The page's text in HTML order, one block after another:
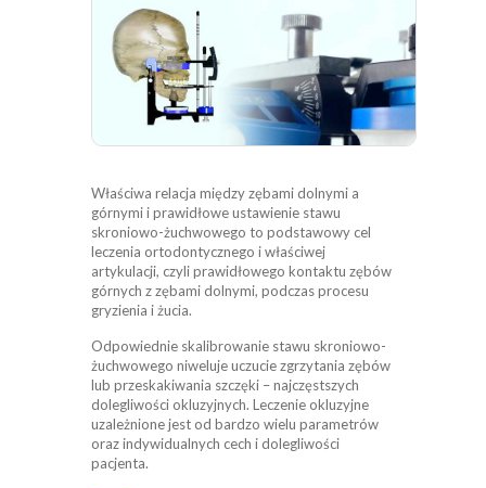
Właściwa relacja między zębami dolnymi a
górnymi i prawidłowe ustawienie stawu
skroniowo-żuchwowego to podstawowy cel
leczenia ortodontycznego i właściwej
artykulacji, czyli prawidłowego kontaktu zębów
górnych z zębami dolnymi, podczas procesu
gryzienia i żucia.
Odpowiednie skalibrowanie stawu skroniowo-
żuchwowego niweluje uczucie zgrzytania zębów
lub przeskakiwania szczęki – najczęstszych
dolegliwości okluzyjnych. Leczenie okluzyjne
uzależnione jest od bardzo wielu parametrów
oraz indywidualnych cech i dolegliwości
pacjenta.